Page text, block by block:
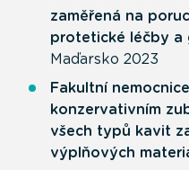
zaměřená na
protetické léčby a
Maďarsko 2023
Fakultní
konzervativním
všech typů kavit
výplňových